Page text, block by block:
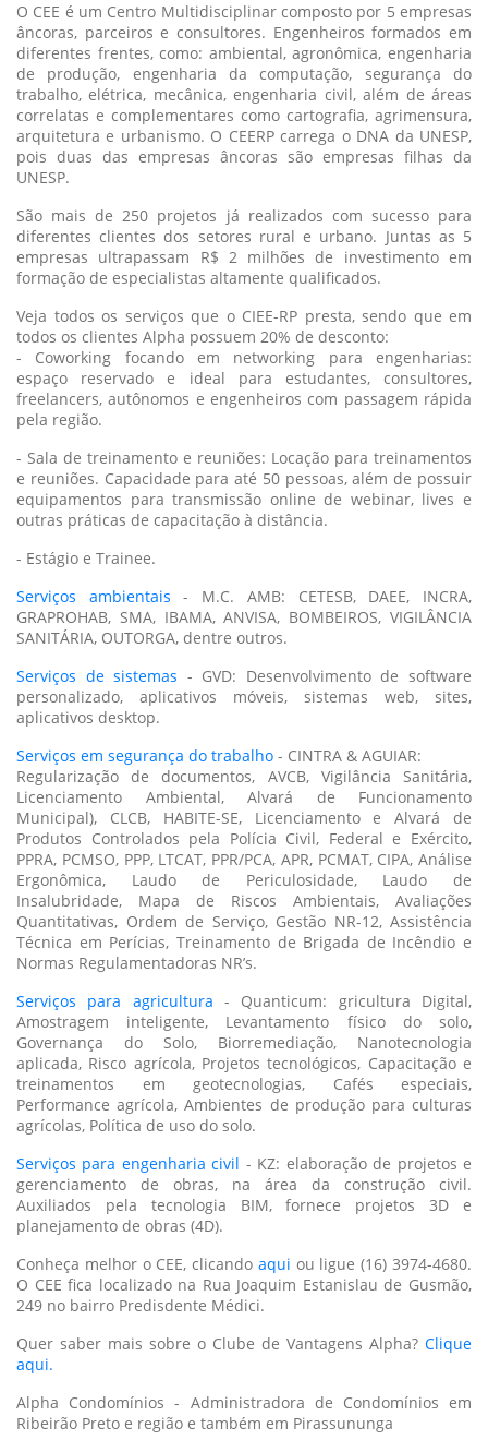
O CEE é um Centro Multidisciplinar composto por 5 empresas
âncoras, parceiros e consultores. Engenheiros formados em
diferentes frentes, como: ambiental, agronômica, engenharia
de produção, engenharia da computação, segurança do
trabalho, elétrica, mecânica, engenharia civil, além de áreas
correlatas e complementares como cartografia, agrimensura,
arquitetura e urbanismo. O CEERP carrega o DNA da UNESP,
pois duas das empresas âncoras são empresas filhas da
UNESP.
São mais de 250 projetos já realizados com sucesso para
diferentes clientes dos setores rural e urbano. Juntas as 5
empresas ultrapassam R$ 2 milhões de investimento em
formação de especialistas altamente qualificados.
Veja todos os serviços que o CIEE-RP presta, sendo que em
todos os clientes Alpha possuem 20% de desconto:
- Coworking focando em networking para engenharias:
espaço reservado e ideal para estudantes, consultores,
freelancers, autônomos e engenheiros com passagem rápida
pela região.
- Sala de treinamento e reuniões: Locação para treinamentos
e reuniões. Capacidade para até 50 pessoas, além de possuir
equipamentos para transmissão online de webinar, lives e
outras práticas de capacitação à distância.
- Estágio e Trainee.
Serviços ambientais - M.C. AMB: CETESB, DAEE, INCRA,
GRAPROHAB, SMA, IBAMA, ANVISA, BOMBEIROS, VIGILÂNCIA
SANITÁRIA, OUTORGA, dentre outros.
Serviços de sistemas - GVD: Desenvolvimento de software
personalizado, aplicativos móveis, sistemas web, sites,
aplicativos desktop.
Serviços em segurança do trabalho - CINTRA & AGUIAR:
Regularização de documentos, AVCB, Vigilância Sanitária,
Licenciamento Ambiental, Alvará de Funcionamento
Municipal), CLCB, HABITE-SE, Licenciamento e Alvará de
Produtos Controlados pela Polícia Civil, Federal e Exército,
PPRA, PCMSO, PPP, LTCAT, PPR/PCA, APR, PCMAT, CIPA, Análise
Ergonômica, Laudo de Periculosidade, Laudo de
Insalubridade, Mapa de Riscos Ambientais, Avaliações
Quantitativas, Ordem de Serviço, Gestão NR-12, Assistência
Técnica em Perícias, Treinamento de Brigada de Incêndio e
Normas Regulamentadoras NR’s.
Serviços para agricultura - Quanticum: gricultura Digital,
Amostragem inteligente, Levantamento físico do solo,
Governança do Solo, Biorremediação, Nanotecnologia
aplicada, Risco agrícola, Projetos tecnológicos, Capacitação e
treinamentos em geotecnologias, Cafés especiais,
Performance agrícola, Ambientes de produção para culturas
agrícolas, Política de uso do solo.
Serviços para engenharia civil - KZ: elaboração de projetos e
gerenciamento de obras, na área da construção civil.
Auxiliados pela tecnologia BIM, fornece projetos 3D e
planejamento de obras (4D).
Conheça melhor o CEE, clicando aqui ou ligue (16) 3974-4680.
O CEE fica localizado na Rua Joaquim Estanislau de Gusmão,
249 no bairro Predisdente Médici.
Quer saber mais sobre o Clube de Vantagens Alpha? Clique
aqui.
Alpha Condomínios - Administradora de Condomínios em
Ribeirão Preto e região e também em Pirassununga